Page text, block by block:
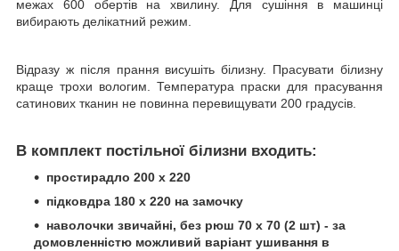
межах 600 обертів на хвилину. Для сушіння в машинці
вибирають делікатний режим.
Відразу ж після прання висушіть білизну. Прасувати білизну
краще трохи вологим. Температура праски для прасування
сатинових тканин не повинна перевищувати 200 градусів.
В комплект постільної білизни входить:
простирадло 200 х 220
підковдра 180 х 220 на замочку
наволочки звичайні, без рюш 70 х 70 (2 шт) - за
домовленністю можливий варіант ушивання в